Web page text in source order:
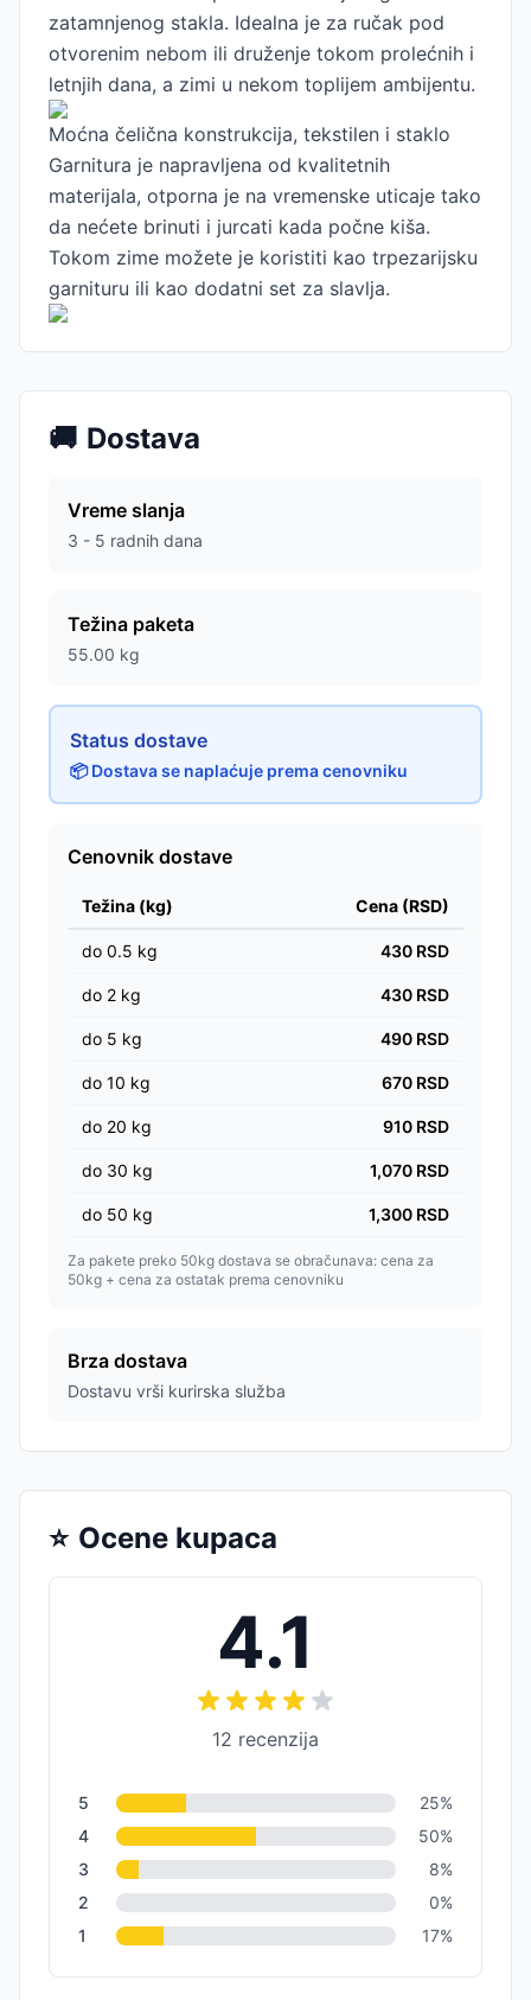
zatamnjenog stakla. Idealna je za ručak pod
otvorenim nebom ili druženje tokom prolećnih i
letnjih dana, a zimi u nekom toplijem ambijentu.
Moćna čelična konstrukcija, tekstilen i staklo
Garnitura je napravljena od kvalitetnih
materijala, otporna je na vremenske uticaje tako
da nećete brinuti i jurcati kada počne kiša.
Tokom zime možete je koristiti kao trpezarijsku
garnituru ili kao dodatni set za slavlja.
🚚 Dostava
Vreme slanja
3 - 5 radnih dana
Težina paketa
55.00 kg
Status dostave
📦 Dostava se naplaćuje prema cenovniku
Cenovnik dostave
Težina (kg) Cena (RSD)
do 0.5 kg 430 RSD
do 2 kg 430 RSD
do 5 kg 490 RSD
do 10 kg 670 RSD
do 20 kg 910 RSD
do 30 kg 1,070 RSD
do 50 kg 1,300 RSD
Za pakete preko 50kg dostava se obračunava: cena za
50kg + cena za ostatak prema cenovniku
Brza dostava
Dostavu vrši kurirska služba
⭐ Ocene kupaca
4.1
12 recenzija
5 25%
4
50%
3
8%
2
0%
1
17%